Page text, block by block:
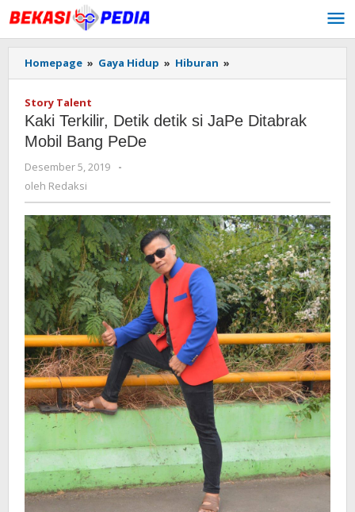
Lewati
ke
konten
Homepage » Gaya Hidup » Hiburan »
Terkilir,
si
PeDe
Story Talent
Kaki Terkilir, Detik detik si JaPe Ditabrak
Mobil Bang PeDe
Desember 5, 2019
oleh
-
oleh Redaksi